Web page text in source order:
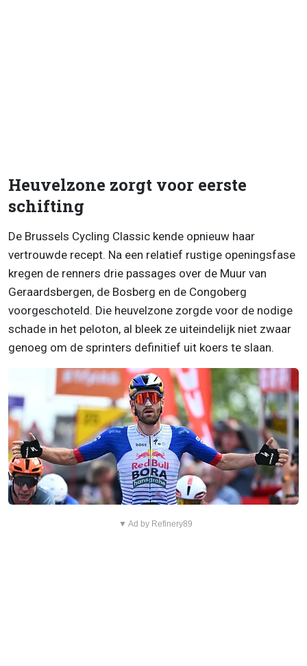
Heuvelzone zorgt voor eerste
schifting
De Brussels Cycling Classic kende opnieuw haar
vertrouwde recept. Na een relatief rustige openingsfase
kregen de renners drie passages over de Muur van
Geraardsbergen, de Bosberg en de Congoberg
voorgeschoteld. Die heuvelzone zorgde voor de nodige
schade in het peloton, al bleek ze uiteindelijk niet zwaar
genoeg om de sprinters definitief uit koers te slaan.
▼ Ad by Refinery89